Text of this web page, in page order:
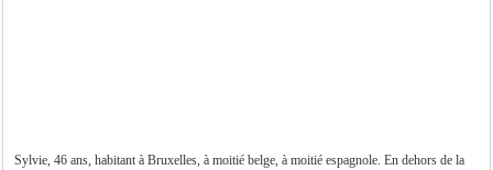
Sylvie, 46 ans, habitant à Bruxelles, à moitié belge, à moitié espagnole. En dehors de la